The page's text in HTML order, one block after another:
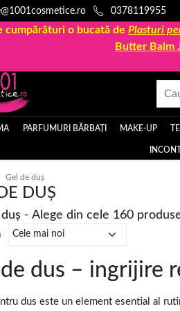
0378119955
cumpărături o bucată de Plasturi
Butter Balm
PARFUMURI BĂRBAȚI MAKE-UP
Gel de duș
DUȘ
- Alege din cele 160
dus – ingrijire
dus este un element esential al